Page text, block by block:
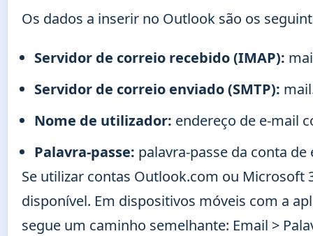
Os dados a inserir no Outlook são os
Servidor de correio recebido (IMAP):
Servidor de correio enviado (SMTP):
Nome de utilizador: endereço de e-mail
Palavra-passe: palavra-passe da conta de
Se utilizar contas Outlook.com ou Microsoft
disponível. Em dispositivos móveis com a
segue um caminho semelhante: Email >